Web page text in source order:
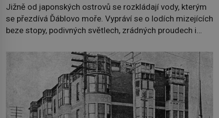
Jižně od japonských ostrovů se rozkládají vody, kterým
se přezdívá Ďáblovo moře. Vypráví se o lodích mizejících
beze stopy, podivných světlech, zrádných proudech i
dávných legendách. Je tichomořský Dračí trojúhelník
skutečně prokletým místem, nebo se zde jen
nebezpečná příroda proměnila v jednu z
nejpůsobivějších námořních záhad? […]